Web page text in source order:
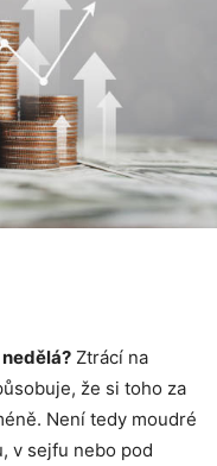
Ztrácí na
že si toho za
Není tedy moudré
v sejfu nebo pod